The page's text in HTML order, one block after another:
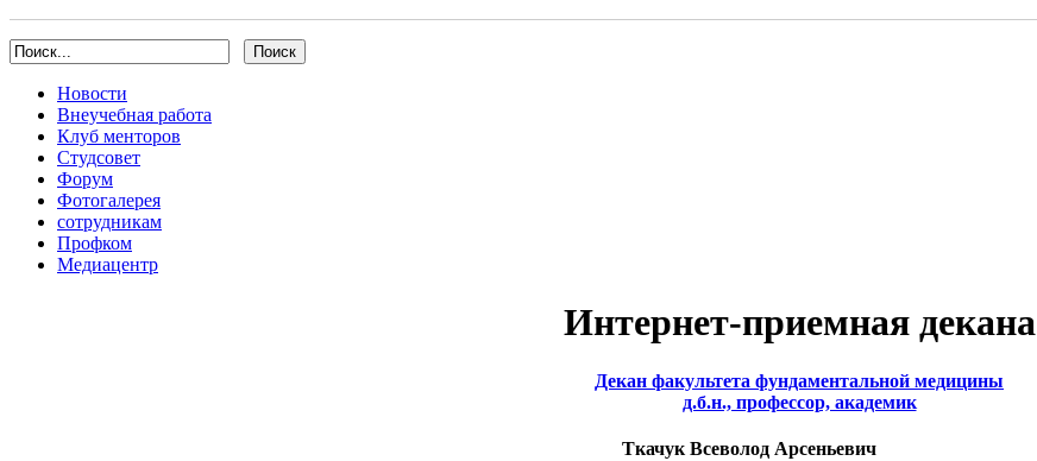
Новости
Внеучебная работа
Клуб менторов
Студсовет
Форум
Фотогалерея
сотрудникам
Профком
Медиацентр
Интернет-приемная декана
Декан факультета фундаментальной медицины
д.б.н., профессор, академик
Ткачук Всеволод Арсеньевич